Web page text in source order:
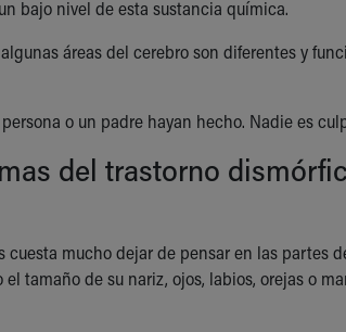
bajo nivel de esta sustancia química.
áreas del cerebro son diferentes y
o un padre hayan hecho. Nadie es
del trastorno
cuesta mucho dejar de pensar en las partes
tamaño de su nariz, ojos, labios, orejas o